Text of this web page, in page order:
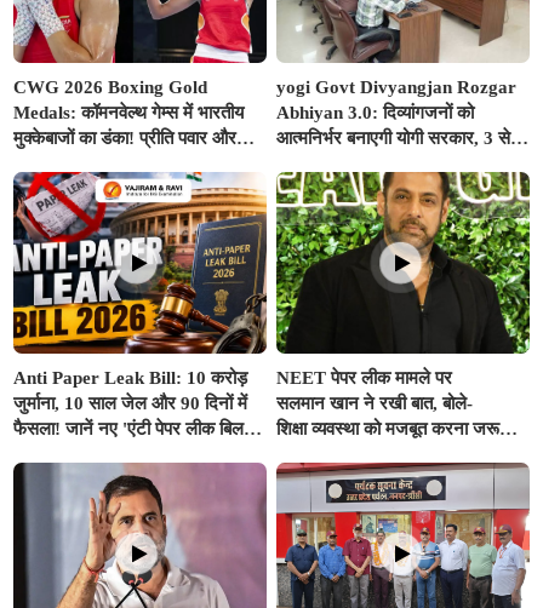
CWG 2026 Boxing Gold
Medals: कॉमनवेल्थ गेम्स में भारतीय
मुक्केबाजों का डंका! प्रीति पवार और
पदक
yogi Govt Divyangjan Rozgar
Abhiyan 3.0: दिव्यांगजनों को
आत्मनिर्भर बनाएगी योगी सरकार, 3 से
रोजगार शिविर
Anti Paper Leak Bill: 10 करोड़
जुर्माना, 10 साल जेल और 90 दिनों में
फैसला! जानें नए 'एंटी पेपर लीक बिल' से
NEET पेपर लीक मामले पर
सलमान खान ने रखी बात, बोले-
शिक्षा व्यवस्था को मजबूत करना जरूरी,